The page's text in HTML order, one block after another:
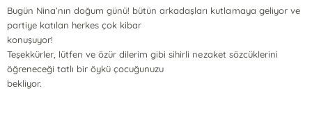
Bugün Nina’nın doğum günü! bütün arkadaşları kutlamaya geliyor ve
partiye katılan herkes çok kibar
konuşuyor!
Teşekkürler, lütfen ve özür dilerim gibi sihirli nezaket sözcüklerini
öğreneceği tatlı bir öykü çocuğunuzu
bekliyor.